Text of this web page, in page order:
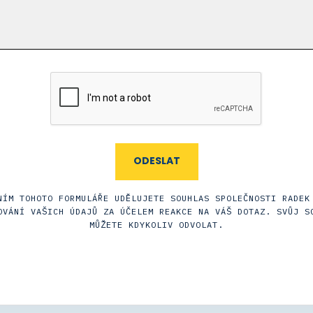
TOHOTO FORMULÁŘE UDĚLUJETE SOUHLAS SPOLEČNOSTI
VAŠICH ÚDAJŮ ZA ÚČELEM REAKCE NA VÁŠ DOTAZ. SVŮJ
MŮŽETE KDYKOLIV ODVOLAT.